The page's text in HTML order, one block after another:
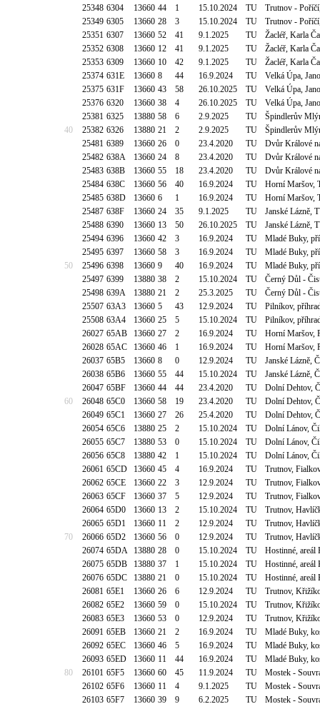
25348 6304 13660 44 1 15.10.2024 TU
Trutnov -
25349 6305 13660 28 3 15.10.2024 TU
Trutnov -
25351 6307 13660 52 41 9.1.2025 TU
Žacléř, Karla
25352 6308 13660 12 41 9.1.2025 TU
Žacléř, Karla
25353 6309 13660 10 42 9.1.2025 TU
Žacléř, Karla
25374 631E 13660 8 44 16.9.2024 TU
Velká Úpa,
25375 631F 13660 43 58 26.10.2025 TU
Velká Úpa,
25376 6320 13660 38 4 26.10.2025 TU
Velká Úpa,
25381 6325 13880 58 6 2.9.2025 TU
Špindlerův
40
25382 6326 13880 21 2 2.9.2025 TU
Špindlerův
25481 6389 13660 26 0 23.4.2020 TU
Dvůr Králové
25482 638A 13660 24 8 23.4.2020 TU
Dvůr Králové
25483 638B 13660 55 18 23.4.2020 TU
Dvůr Králové
25484 638C 13660 56 40 16.9.2024 TU
Horní Maršov,
25485 638D 13660 6 1 16.9.2024 TU
Horní Maršov,
25487 638F 13660 24 35 9.1.2025 TU
Janské Lázně,
25488 6390 13660 13 50 26.10.2025 TU
Janské Lázně,
25494 6396 13660 42 3 16.9.2024 TU
Mladé Buky,
25495 6397 13660 58 3 16.9.2024 TU
Mladé Buky,
50
25496 6398 13660 9 40 16.9.2024 TU
Mladé Buky,
25497 6399 13880 38 2 15.10.2024 TU
Černý Důl -
25498 639A 13880 21 2 25.3.2025 TU
Černý Důl -
25507 63A3 13660 5 43 12.9.2024 TU
Pilníkov,
25508 63A4 13660 25 5 15.10.2024 TU
Pilníkov,
26027 65AB 13660 27 2 16.9.2024 TU
Horní Maršov,
26028 65AC 13660 46 1 16.9.2024 TU
Horní Maršov,
26037 65B5 13660 8 0 12.9.2024 TU
Janské Lázně,
26038 65B6 13660 55 44 15.10.2024 TU
Janské Lázně,
26047 65BF 13660 44 44 23.4.2020 TU
Dolní Dehtov,
60
26048 65C0 13660 58 19 23.4.2020 TU
Dolní Dehtov,
26049 65C1 13660 27 26 25.4.2020 TU
Dolní Dehtov,
26054 65C6 13880 25 2 15.10.2024 TU
Dolní Lánov,
26055 65C7 13880 53 0 15.10.2024 TU
Dolní Lánov,
26056 65C8 13880 42 1 15.10.2024 TU
Dolní Lánov,
26061 65CD 13660 45 4 16.9.2024 TU
Trutnov,
26062 65CE 13660 22 3 12.9.2024 TU
Trutnov,
26063 65CF 13660 37 5 12.9.2024 TU
Trutnov,
26064 65D0 13660 13 2 15.10.2024 TU
Trutnov,
26065 65D1 13660 11 2 12.9.2024 TU
Trutnov,
70
26066 65D2 13660 56 0 12.9.2024 TU
Trutnov,
26074 65DA 13880 28 0 15.10.2024 TU
Hostinné, areál
26075 65DB 13880 37 1 15.10.2024 TU
Hostinné, areál
26076 65DC 13880 21 0 15.10.2024 TU
Hostinné, areál
26081 65E1 13660 26 6 12.9.2024 TU
Trutnov,
26082 65E2 13660 59 0 15.10.2024 TU
Trutnov,
26083 65E3 13660 53 0 12.9.2024 TU
Trutnov,
26091 65EB 13660 21 2 16.9.2024 TU
Mladé Buky,
26092 65EC 13660 46 5 16.9.2024 TU
Mladé Buky,
26093 65ED 13660 11 44 16.9.2024 TU
Mladé Buky,
80
26101 65F5 13660 60 45 11.9.2024 TU
Mostek -
26102 65F6 13660 11 4 9.1.2025 TU
Mostek -
26103 65F7 13660 39 9 6.2.2025 TU
Mostek -